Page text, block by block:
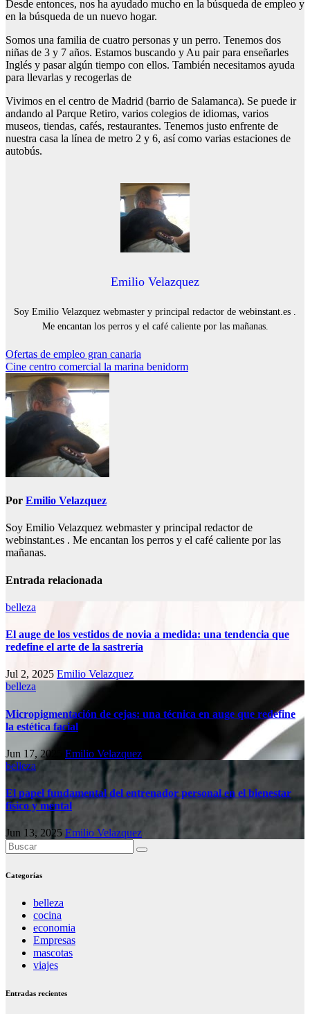
Desde entonces, nos ha ayudado mucho en la búsqueda de empleo y
en la búsqueda de un nuevo hogar.
Somos una familia de cuatro personas y un perro. Tenemos dos
niñas de 3 y 7 años. Estamos buscando y Au pair para enseñarles
Inglés y pasar algún tiempo con ellos. También necesitamos ayuda
para llevarlas y recogerlas de
Vivimos en el centro de Madrid (barrio de Salamanca). Se puede ir
andando al Parque Retiro, varios colegios de idiomas, varios
museos, tiendas, cafés, restaurantes. Tenemos justo enfrente de
nuestra casa la línea de metro 2 y 6, así como varias estaciones de
autobús.
Emilio Velazquez
Soy Emilio Velazquez webmaster y principal redactor de webinstant.es .
Me encantan los perros y el café caliente por las mañanas.
Navegación
de
entradas
Ofertas de empleo gran canaria
Cine centro comercial la marina benidorm
Por Emilio Velazquez
Soy Emilio Velazquez webmaster y principal redactor de
webinstant.es . Me encantan los perros y el café caliente por las
mañanas.
Entrada relacionada
belleza
El auge de los vestidos de novia a medida: una tendencia que
redefine el arte de la sastrería
Jul 2, 2025 Emilio Velazquez
belleza
Micropigmentación de cejas: una técnica en auge que redefine
la estética facial
Jun 17, 2025 Emilio Velazquez
belleza
El papel fundamental del entrenador personal en el bienestar
físico y mental
Jun 13, 2025 Emilio Velazquez
Categorías
belleza
cocina
economia
Empresas
mascotas
viajes
Entradas recientes